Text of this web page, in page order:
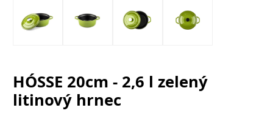
HÓSSE 20cm - 2,6 l zelený
litinový hrnec